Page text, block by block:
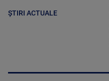
ȘTIRI ACTUALE